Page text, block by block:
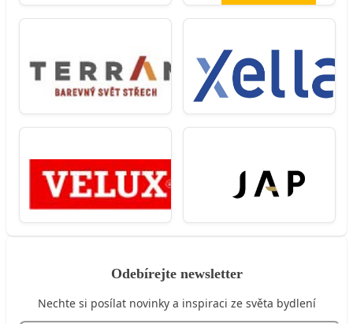
Odebírejte newsletter
Nechte si posílat novinky a inspiraci ze světa bydlení